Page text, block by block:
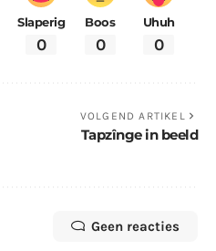
Slaperig
0
Boos
0
Uhuh
0
VOLGEND ARTIKEL
Tapzînge in beeld
Geen reacties